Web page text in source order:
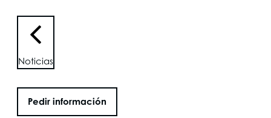
Noticias
Pedir información